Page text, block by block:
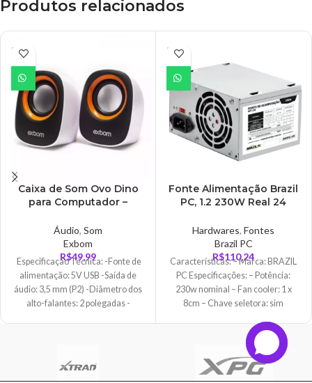
de Computadores, Tablets e
Produtos relacionados
ESGO
TADO
Caixa de Som Ovo Dino
para Computador –
Áudio, Som
Exbom
R$49,99
Especificação Técnica: -Fonte de
alimentação: 5V USB -Saída de
áudio: 3,5 mm (P2) -Diâmetro dos
alto-falantes: 2 polegadas -
ESGO
TADO
Fonte Alimentação Brazil
PC, 1.2 230W Real 24
Caixa – BPC-230V
Hardwares, Fontes
Brazil PC
R$110,24
Características: – Marca: BRAZIL
PC Especificações: – Potência:
230w nominal – Fan cooler: 1 x
8cm – Chave seletora: sim